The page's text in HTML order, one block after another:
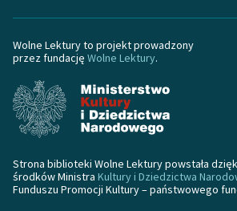
Wolne Lektury to projekt prowadzony
przez fundację Wolne Lektury.
Strona biblioteki Wolne Lektury powstała
środków Ministra Kultury i Dziedzictwa
Funduszu Promocji Kultury – państwowego